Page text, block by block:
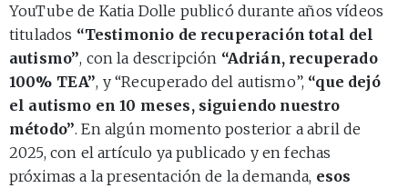
YouTube de Katia Dolle publicó durante años vídeos
titulados “Testimonio de recuperación total del
autismo”, con la descripción “Adrián, recuperado
100% TEA”, y “Recuperado del autismo”, “que dejó
el autismo en 10 meses, siguiendo nuestro
método”. En algún momento posterior a abril de
2025, con el artículo ya publicado y en fechas
próximas a la presentación de la demanda, esos